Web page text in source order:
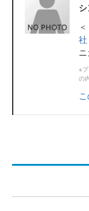
シ
＜
※
の